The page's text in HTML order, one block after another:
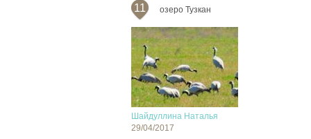
11 озеро Тузкан
Шайдуллина Наталья
29/04/2017